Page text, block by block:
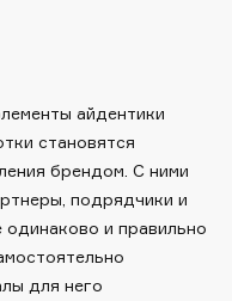
айдентики
становятся
брендом. С ними
подрядчики и
и правильно
для него